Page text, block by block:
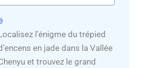
l’énigme du trépied
en jade dans la Vallée
et trouvez le grand